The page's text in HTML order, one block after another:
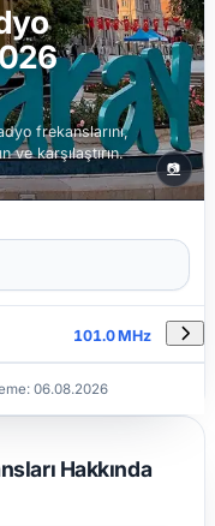
📷
frekanslarını,
ve karşılaştırın.
DETAYLAR101.0 MHz
06.08.2026
Hakkında